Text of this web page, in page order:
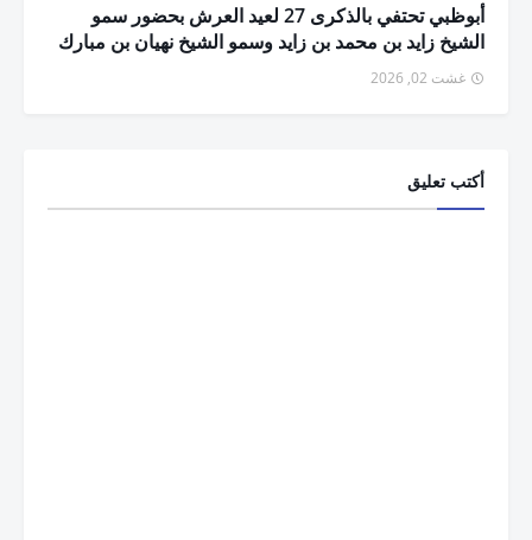
أبوظبي تحتفي بالذكرى 27 لعيد العرش بحضور سمو
الشيخ زايد بن محمد بن زايد وسمو الشيخ نهيان بن مبارك
غشت 02, 2026
أكتب تعليق